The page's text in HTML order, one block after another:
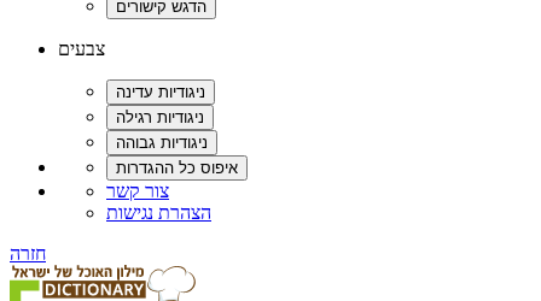
צבעים
צור קשר
הצהרת נגישות
חזרה